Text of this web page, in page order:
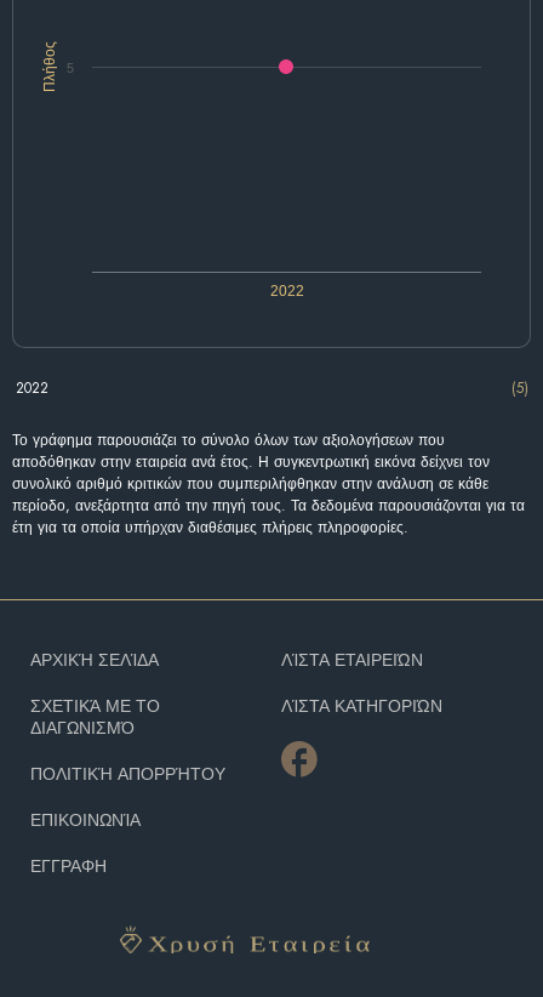
Πλήθος
2022
5
2022 (5)
Το γράφημα παρουσιάζει το σύνολο όλων των αξιολογήσεων που
αποδόθηκαν στην εταιρεία ανά έτος. Η συγκεντρωτική εικόνα δείχνει τον
συνολικό αριθμό κριτικών που συμπεριλήφθηκαν στην ανάλυση σε κάθε
περίοδο, ανεξάρτητα από την πηγή τους. Τα δεδομένα παρουσιάζονται για τα
έτη για τα οποία υπήρχαν διαθέσιμες πλήρεις πληροφορίες.
ΑΡΧΙΚΉ ΣΕΛΊΔΑ
ΣΧΕΤΙΚΆ ΜΕ ΤΟ
ΔΙΑΓΩΝΙΣΜΌ
ΠΟΛΙΤΙΚΉ ΑΠΟΡΡΉΤΟΥ
ΕΠΙΚΟΙΝΩΝΊΑ
ΕΓΓΡΑΦΗ
ΛΊΣΤΑ ΕΤΑΙΡΕΙΏΝ
ΛΊΣΤΑ ΚΑΤΗΓΟΡΙΏΝ